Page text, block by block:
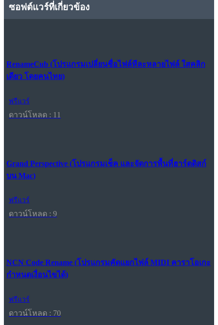
ซอฟต์แวร์ที่เกี่ยวข้อง
RenameCub (โปรแกรมเปลี่ยนชื่อไฟล์ทีละหลายไฟล์ ใสคลิก
เดียว โดยคนไทย)
ฟรีแวร์
ดาวน์โหลด : 11
Grand Perspective (โปรแกรมเช็ค และจัดการพื้นที่ฮาร์ดดิสก์
บน Mac)
ฟรีแวร์
ดาวน์โหลด : 9
NCN Code Rename (โปรแกรมคัดแยกไฟล์ MIDI คาราโอเกะ
กำหนดเงื่อนไขได้)
ฟรีแวร์
ดาวน์โหลด : 70